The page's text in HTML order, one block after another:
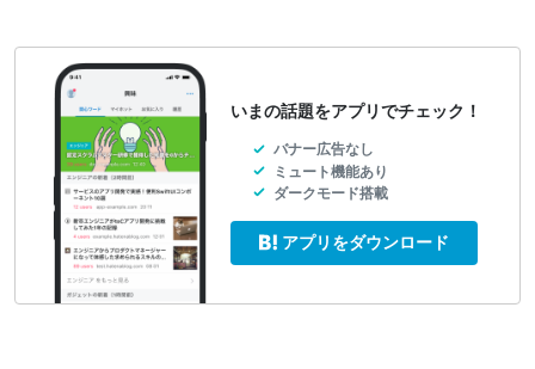
いまの話題をアプリでチェック！
バナー広告なし
ミュート機能あり
ダークモード搭載
アプリをダウンロード